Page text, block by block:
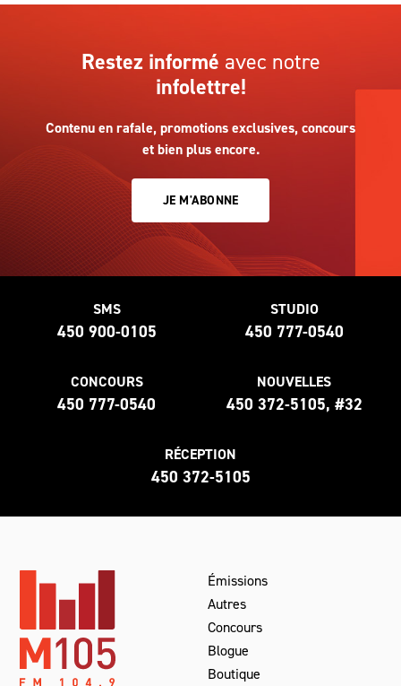
Restez informé avec notre
infolettre!
Contenu en rafale, promotions exclusives, concours
et bien plus encore.
JE M'ABONNE
SMS
450 900-0105
STUDIO
450 777-0540
CONCOURS
450 777-0540
NOUVELLES
450 372-5105, #32
RÉCEPTION
450 372-5105
Émissions
Autres
Concours
Blogue
Boutique